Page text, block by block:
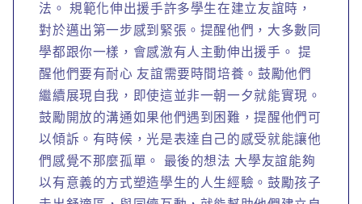
法。 規範化伸出援手許多學生在建立友誼時，
對於邁出第一步感到緊張。提醒他們，大多數同
學都跟你一樣，會感激有人主動伸出援手。 提
醒他們要有耐心 友誼需要時間培養。鼓勵他們
繼續展現自我，即使這並非一朝一夕就能實現。
鼓勵開放的溝通如果他們遇到困難，提醒他們可
以傾訴。有時候，光是表達自己的感受就能讓他
們感覺不那麼孤單。 最後的想法 大學友誼能夠
以有意義的方式塑造學生的人生經驗。鼓勵孩子